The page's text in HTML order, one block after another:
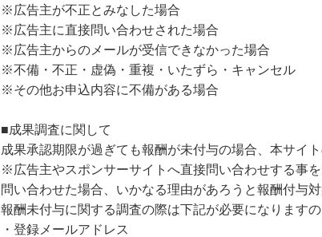
※広告主が不正とみなした場合
※広告主に直接問い合わせされた場合
※広告主からのメールが受信できなかった場合
※不備・不正・虚偽・重複・いたずら・キャンセル
※その他お申込内容に不備がある場合
■成果調査に関して
成果承認期限が過ぎても報酬が未付与の場合、本サイ
※広告主やスポンサーサイトへ直接問い合わせする事を
問い合わせた場合、いかなる理由があろうと報酬付与
報酬未付与に関する調査の際は下記が必要になりますの
・登録メールアドレス